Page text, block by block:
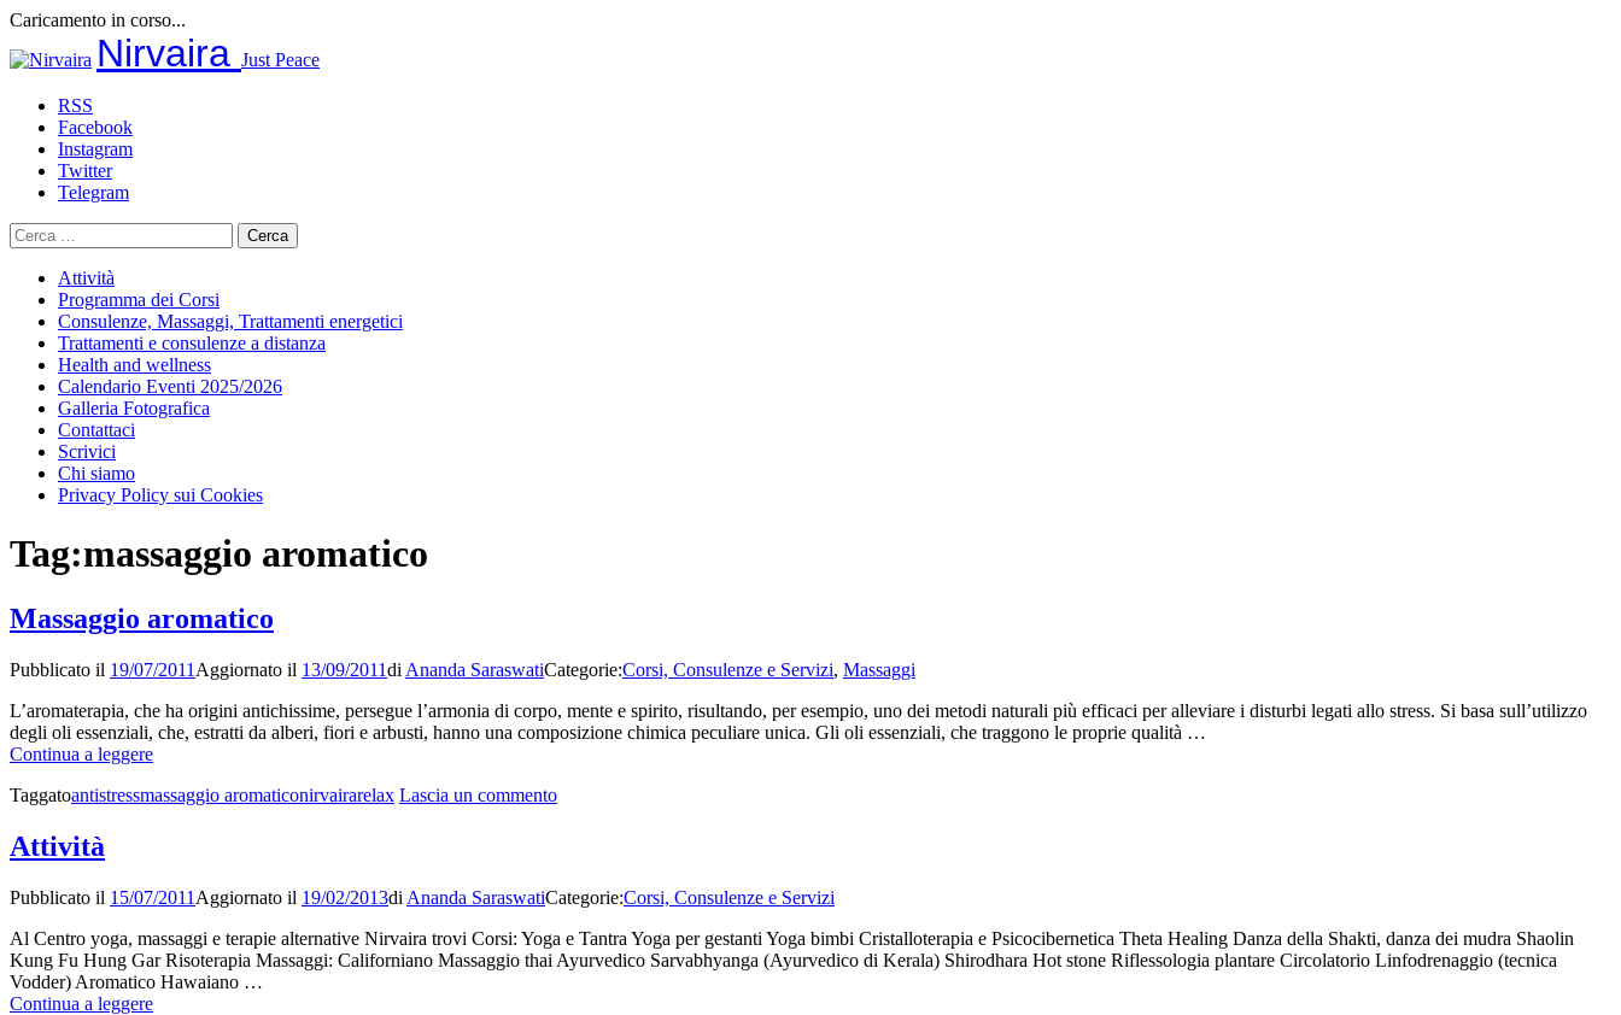
Caricamento in corso...
al
Nirvaira Just Peace
RSS
Facebook
Instagram
Twitter
Telegram
Ricerca
per:
Attività
Programma dei Corsi
Consulenze, Massaggi, Trattamenti energetici
Trattamenti e consulenze a distanza
Health and wellness
Calendario Eventi 2025/2026
Galleria Fotografica
Contattaci
Scrivici
Chi siamo
Privacy Policy sui Cookies
Tag:massaggio aromatico
Massaggio aromatico
Pubblicato il 19/07/2011 Aggiornato il 13/09/2011di Ananda SaraswatiCategorie:Corsi, Consulenze e Servizi, Massaggi
L’aromaterapia, che ha origini antichissime, persegue l’armonia di corpo, mente e spirito, risultando, per esempio, uno dei metodi naturali più efficaci per alleviare i disturbi legati allo stress. Si basa sull’utilizzo
degli oli essenziali, che, estratti da alberi, fiori e arbusti, hanno una composizione chimica peculiare unica. Gli oli essenziali, che traggono le proprie qualità …
Continua a leggereMassaggio
Taggatoantistressmassaggio aromaticonirvairarelax Lascia un commentosu
Attività
Pubblicato il 15/07/2011 Aggiornato il 19/02/2013di Ananda SaraswatiCategorie:Corsi, Consulenze e Servizi
Al Centro yoga, massaggi e terapie alternative Nirvaira trovi Corsi: Yoga e Tantra Yoga per gestanti Yoga bimbi Cristalloterapia e Psicocibernetica Theta Healing Danza della Shakti, danza dei mudra Shaolin
Kung Fu Hung Gar Risoterapia Massaggi: Californiano Massaggio thai Ayurvedico Sarvabhyanga (Ayurvedico di Kerala) Shirodhara Hot stone Riflessologia plantare Circolatorio Linfodrenaggio (tecnica
Vodder) Aromatico Hawaiano …
Continua a leggereAttività